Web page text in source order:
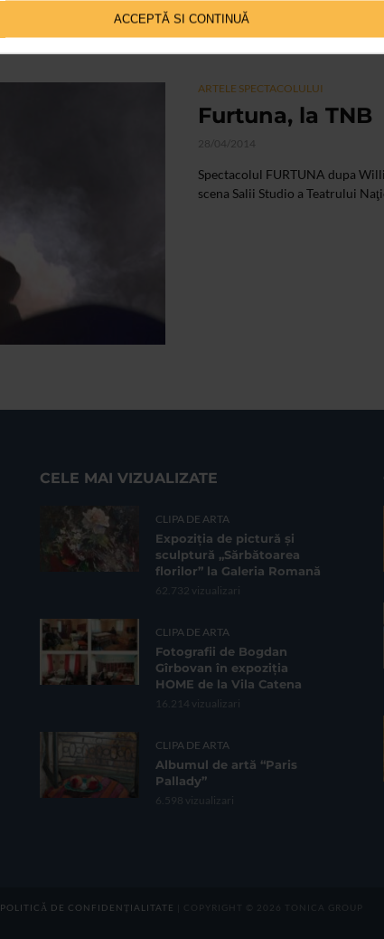
ACCEPTĂ SI CONTINUĂ
coordonat de Ion Caramitru.
ARTELE SPECTACOLULUI
Furtuna, la TNB
28/04/2014
Spectacolul FURTUNA dupa
scena Salii Studio a Teatrului
CELE MAI VIZUALIZATE
CLIPA DE ARTA
Expoziția de pictură și
sculptură „Sărbătoarea
florilor” la Galeria Romană
62.732 vizualizari
CLIPA DE ARTA
Fotografii de Bogdan
Gîrbovan în expoziția
HOME de la Vila Catena
16.214 vizualizari
CLIPA DE ARTA
Albumul de artă “Paris
Pallady”
6.598 vizualizari
POLITICĂ DE CONFIDENȚIALITATE | COPYRIGHT © 2026 TONICA GROUP